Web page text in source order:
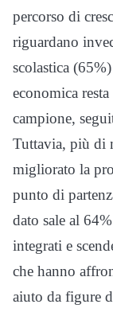
percorso di
riguardano
scolastica
economica
campione,
Tuttavia, più di
migliorato la
punto di
dato sale al
integrati e
che hanno
aiuto da figure